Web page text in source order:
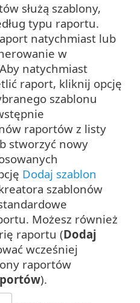
służą szablony,
typu raportu.
natychmiast lub
w
natychmiast
raport, kliknij opcję
szablonu
raportów z listy
stworzyć nowy
Dodaj szablon
szablonów
Możesz również
raportu (Dodaj
wcześniej
raportów
).